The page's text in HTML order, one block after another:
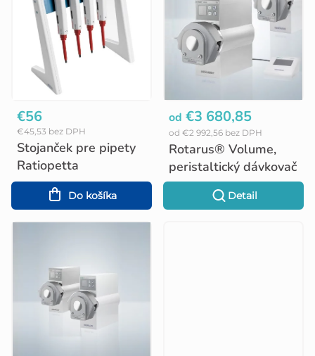
o
d
u
k
t
Stojanček pre pipety
Ratiopetta
€45,53 bez DPH
€56
Do košíka
Rotarus® Volume,
peristaltický dávkovač
od €2 992,56 bez DPH
od €3 680,85
Detail